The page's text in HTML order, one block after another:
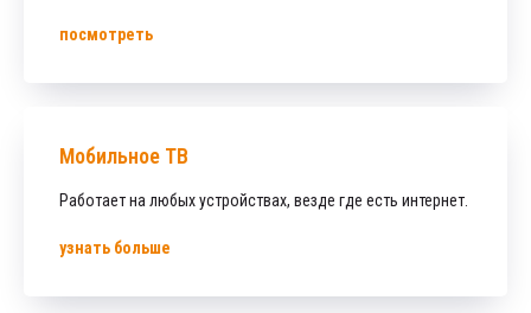
посмотреть
Мобильное ТВ
Работает на любых устройствах, везде где есть интернет.
узнать больше